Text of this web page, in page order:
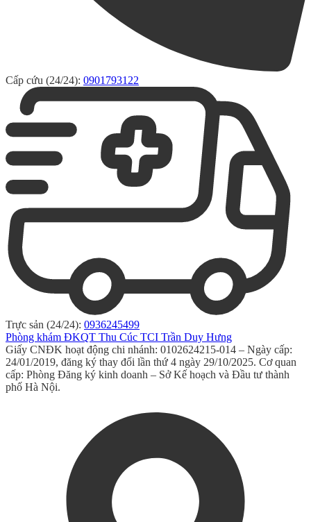
Cấp cứu (24/24): 0901793122
Trực sản (24/24): 0936245499
Phòng khám ĐKQT Thu Cúc TCI Trần Duy Hưng
Giấy CNĐK hoạt động chi nhánh: 0102624215-014 – Ngày cấp:
24/01/2019, đăng ký thay đổi lần thứ 4 ngày 29/10/2025. Cơ quan
cấp: Phòng Đăng ký kinh doanh – Sở Kế hoạch và Đầu tư thành
phố Hà Nội.